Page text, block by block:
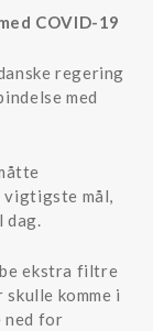
COVID-19
regering
med
mål,
dag.
ekstra filtre
komme i
ned for